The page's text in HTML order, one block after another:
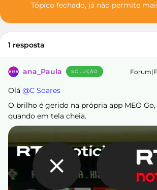
Tópico fechado, já não permite
1 resposta
ana_Paula SOLUÇÃO
Olá ​ @C Soares
O brilho é gerido na própria app MEO
quando em tela cheia.